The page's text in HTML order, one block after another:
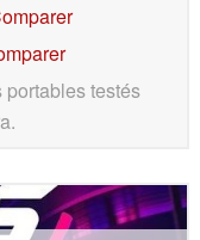
testés